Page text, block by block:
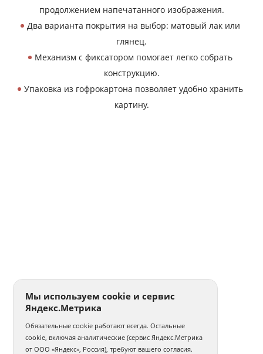
продолжением напечатанного изображения.
Два варианта покрытия на выбор: матовый лак или
глянец.
Механизм с фиксатором помогает легко собрать
конструкцию.
Упаковка из гофрокартона позволяет удобно хранить
картину.
Мы используем cookie и сервис
Яндекс.Метрика
Обязательные cookie работают всегда. Остальные
cookie, включая аналитические (сервис Яндекс.Метрика
от ООО «Яндекс», Россия), требуют вашего согласия.